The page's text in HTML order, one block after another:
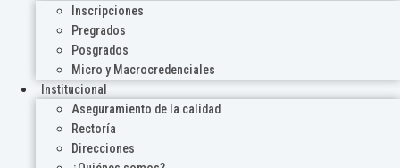
Inscripciones
Pregrados
Posgrados
Micro y Macrocredenciales
Institucional
Aseguramiento de la calidad
Rectoría
Direcciones